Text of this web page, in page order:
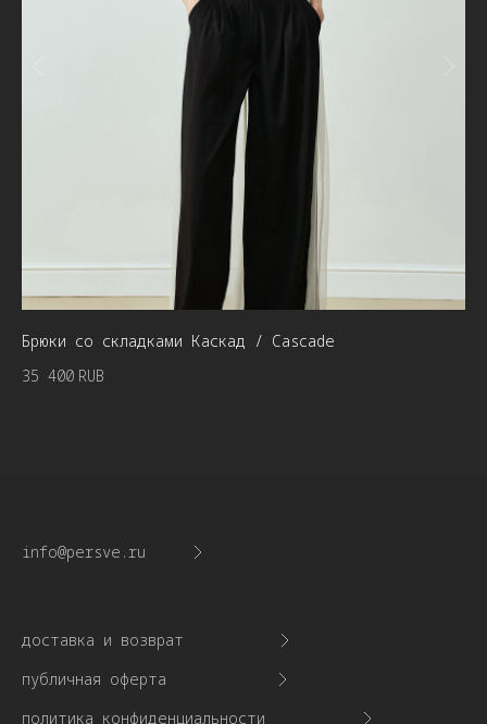
Брюки со складками Каскад / Cascade
35 400 RUB
info@persve.ru
публичная оферта
доставка и возврат
политика конфиденциальности